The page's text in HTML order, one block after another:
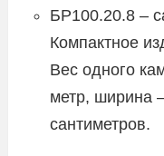
БР100.20.8 –
Компактное
Вес одного
метр, ширина
сантиметров.